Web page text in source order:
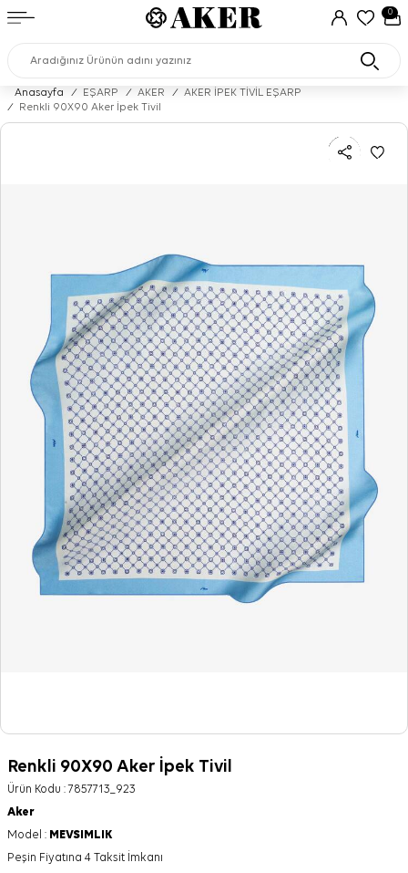
0
Anasayfa / EŞARP / AKER /
AKER İPEK TİVİL EŞARP
/
Renkli 90X90 Aker İpek Tivil
Renkli 90X90 Aker İpek Tivil
Ürün Kodu :7857713_923
Aker
Model : MEVSIMLIK
Peşin Fiyatına 4 Taksit İmkanı